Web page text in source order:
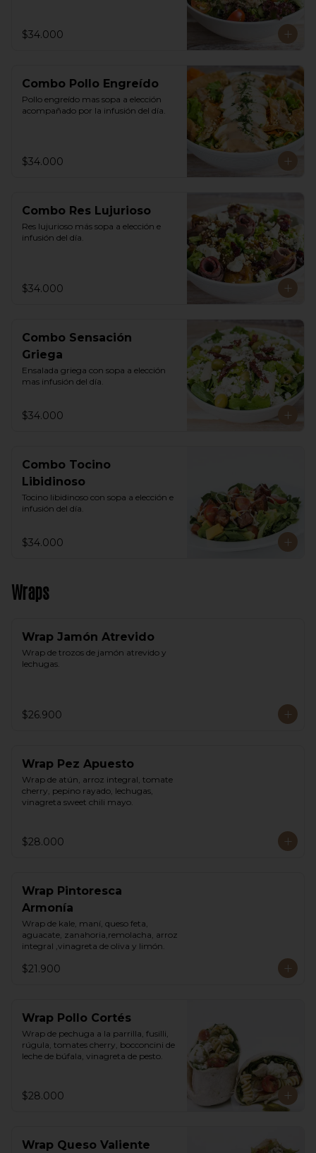
$34.000
Combo Pollo Engreído
Pollo engreído mas sopa a elección
acompañado por la infusión del día.
$34.000
Combo Res Lujurioso
Res lujurioso más sopa a elección e
infusión del día.
$34.000
Combo Sensación
Griega
Ensalada griega con sopa a elección
mas infusión del día.
$34.000
Combo Tocino
Libidinoso
Tocino libidinoso con sopa a elección e
infusión del día.
$34.000
Wraps
Wrap Jamón Atrevido
Wrap de trozos de jamón atrevido y
lechugas.
$26.900
Wrap Pez Apuesto
Wrap de atún, arroz integral, tomate
cherry, pepino rayado, lechugas,
vinagreta sweet chili mayo.
$28.000
Wrap Pintoresca
Armonía
Wrap de kale, maní, queso feta,
aguacate, zanahoria,remolacha, arroz
integral ,vinagreta de oliva y limón.
$21.900
Wrap Pollo Cortés
Wrap de pechuga a la parrilla, fusilli,
rúgula, tomates cherry, bocconcini de
leche de búfala, vinagreta de pesto.
$28.000
Wrap Queso Valiente